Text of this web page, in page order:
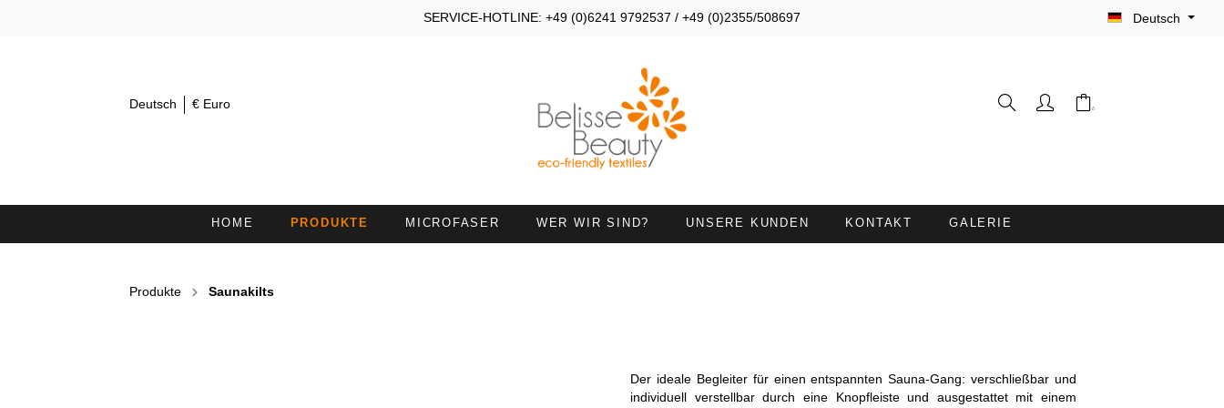
Deutsch
SERVICE-HOTLINE: +49 (0)6241 9792537 / +49 (0)2355/508697
Deutsch € Euro
HOME PRODUKTE MICROFASER WER WIR SIND? UNSERE KUNDEN KONTAKT GALERIE
NASENÖFFNUNG
NASENÖFFNUNG
Produkte Saunakilts
Der ideale Begleiter für einen entspannten Sauna-Gang: verschließbar und
individuell verstellbar durch eine Knopfleiste und ausgestattet mit einem